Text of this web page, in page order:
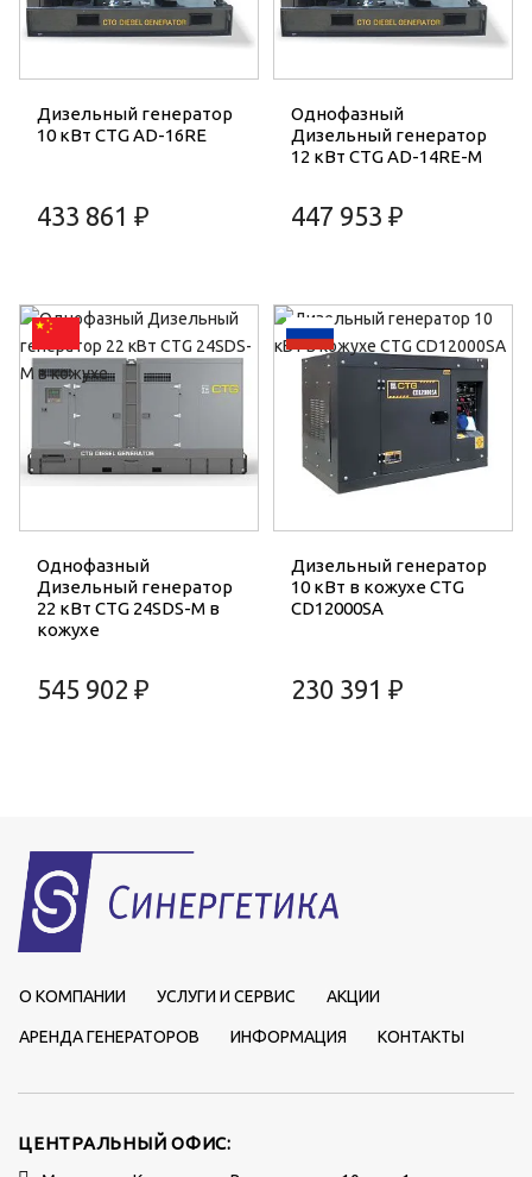
Дизельный генератор
10 кВт CTG AD-16RE
433 861 ₽
Однофазный
Дизельный генератор
12 кВт CTG AD-14RE-M
447 953 ₽
Однофазный
Дизельный генератор
22 кВт CTG 24SDS-M в
кожухе
545 902 ₽
Дизельный генератор
10 кВт в кожухе CTG
CD12000SA
230 391 ₽
О КОМПАНИИ УСЛУГИ И СЕРВИС АКЦИИ
АРЕНДА ГЕНЕРАТОРОВ ИНФОРМАЦИЯ КОНТАКТЫ
ЦЕНТРАЛЬНЫЙ ОФИС: